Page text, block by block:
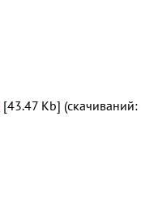
[43.47 Kb] (cкачиваний: